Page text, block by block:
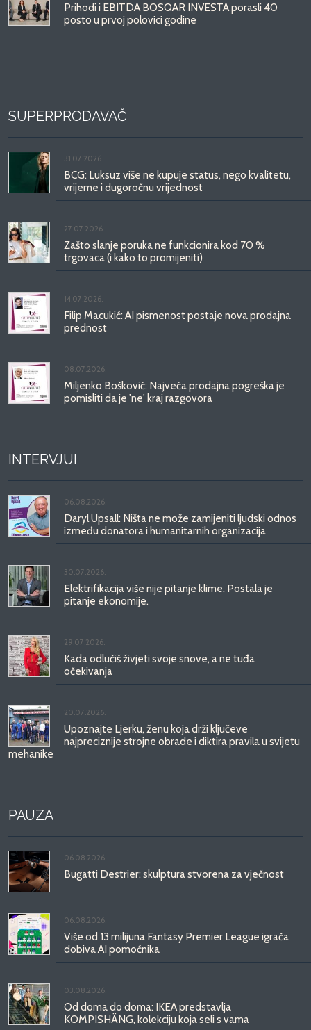
Prihodi i EBITDA BOSQAR INVESTA porasli 40
posto u prvoj polovici godine
SUPERPRODAVAČ
31.07.2026.
BCG: Luksuz više ne kupuje status, nego kvalitetu,
vrijeme i dugoročnu vrijednost
27.07.2026.
Zašto slanje poruka ne funkcionira kod 70 %
trgovaca (i kako to promijeniti)
14.07.2026.
Filip Macukić: AI pismenost postaje nova prodajna
prednost
08.07.2026.
Miljenko Bošković: Najveća prodajna pogreška je
pomisliti da je 'ne' kraj razgovora
INTERVJUI
06.08.2026.
Daryl Upsall: Ništa ne može zamijeniti ljudski odnos
između donatora i humanitarnih organizacija
30.07.2026.
Elektrifikacija više nije pitanje klime. Postala je
pitanje ekonomije.
29.07.2026.
Kada odlučiš živjeti svoje snove, a ne tuđa
očekivanja
20.07.2026.
Upoznajte Ljerku, ženu koja drži ključeve
najpreciznije strojne obrade i diktira pravila u svijetu
mehanike
PAUZA
06.08.2026.
Bugatti Destrier: skulptura stvorena za vječnost
06.08.2026.
Više od 13 milijuna Fantasy Premier League igrača
dobiva AI pomoćnika
03.08.2026.
Od doma do doma: IKEA predstavlja
KOMPISHÄNG, kolekciju koja seli s vama